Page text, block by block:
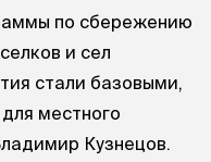
по сбережению
и сел
стали базовыми,
местного
Кузнецов.